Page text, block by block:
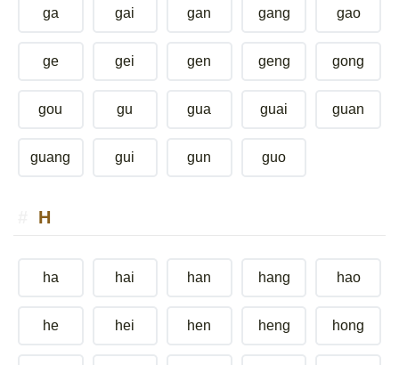
ga gai gan gang gao
ge gei gen geng gong
gou gu gua guai guan
guang gui gun guo
H
ha hai han hang hao
he hei hen heng hong